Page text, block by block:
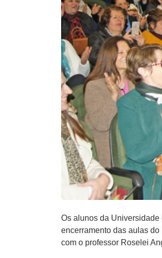
Os alunos da Universidade
encerramento das aulas
com o professor Roselei